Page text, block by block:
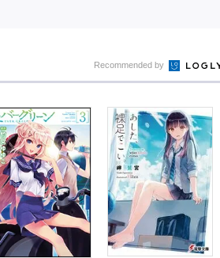
Recommended by